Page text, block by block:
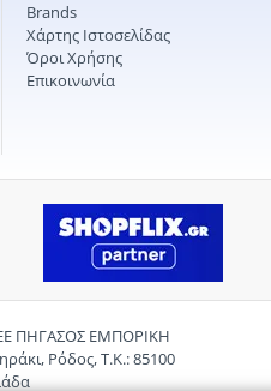
Brands
Χάρτης Ιστοσελίδας
Όροι Χρήσης
Επικοινωνία
ΠΗΓΑΣΟΣ ΕΜΠΟΡΙΚΗ
Ρόδος, Τ.Κ.: 85100